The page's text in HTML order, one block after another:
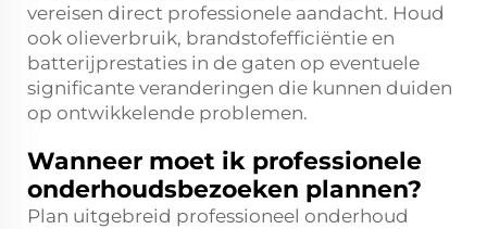
vereisen direct professionele aandacht. Houd
ook olieverbruik, brandstofefficiëntie en
batterijprestaties in de gaten op eventuele
significante veranderingen die kunnen duiden
op ontwikkelende problemen.
Wanneer moet ik professionele
onderhoudsbezoeken plannen?
Plan uitgebreid professioneel onderhoud